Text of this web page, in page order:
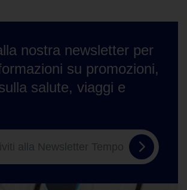
nostra newsletter per
su promozioni,
salute, viaggi e
Iscriviti
alla